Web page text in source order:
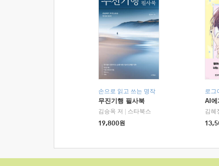
손으로 읽고 쓰는 명작
무진기행 필사북
김승옥 저
스타북스
19,800원
로그
AI에
김혜